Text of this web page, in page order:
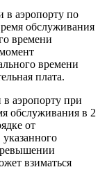
в аэропорту по
обслуживания
времени
времени
плата.
в аэропорту при
обслуживания в 2
от
взиматься